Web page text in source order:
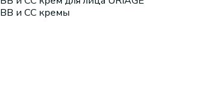
BB и CC кремы